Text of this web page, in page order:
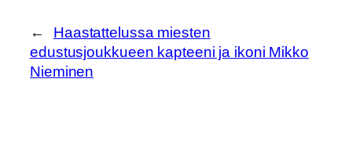
←
Haastattelussa miesten
edustusjoukkueen kapteeni ja ikoni Mikko
Nieminen